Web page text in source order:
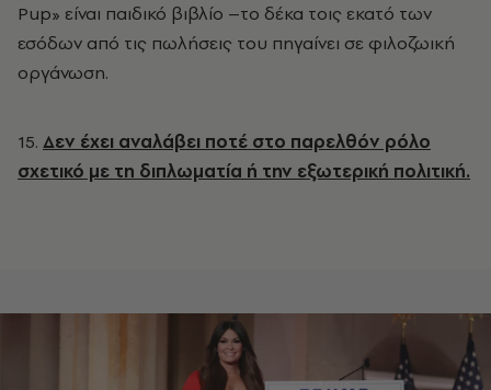
Pup» είναι παιδικό βιβλίο –το δέκα τοις εκατό των
εσόδων από τις πωλήσεις του πηγαίνει σε φιλοζωική
οργάνωση.
15. Δεν έχει αναλάβει ποτέ στο παρελθόν ρόλο
σχετικό με τη διπλωματία ή την εξωτερική πολιτική.